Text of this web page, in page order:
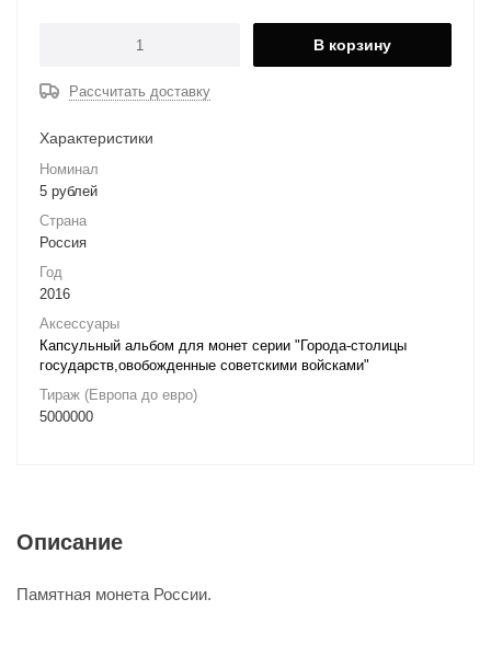
В корзину
Рассчитать доставку
Характеристики
Номинал
5 рублей
Страна
Россия
Год
2016
Аксессуары
Капсульный альбом для монет серии "Города-столицы
государств,овобожденные советскими войсками"
Тираж (Европа до евро)
5000000
Описание
Памятная монета России.